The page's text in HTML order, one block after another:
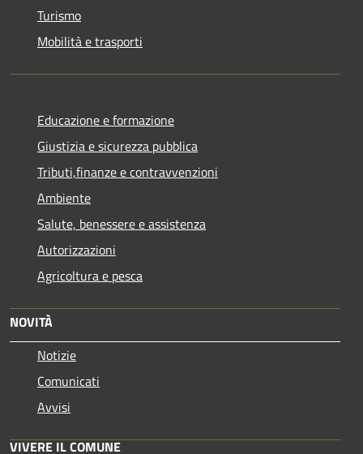
Turismo
Mobilità e trasporti
Educazione e formazione
Giustizia e sicurezza pubblica
Tributi,finanze e contravvenzioni
Ambiente
Salute, benessere e assistenza
Autorizzazioni
Agricoltura e pesca
NOVITÀ
Notizie
Comunicati
Avvisi
VIVERE IL COMUNE